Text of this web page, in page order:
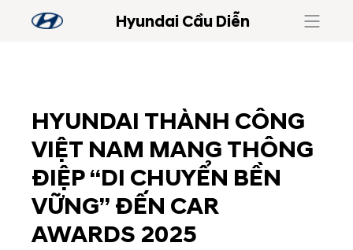
Hyundai Cầu Diễn
HYUNDAI THÀNH CÔNG
VIỆT NAM MANG THÔNG
ĐIỆP “DI CHUYỂN BỀN
VỮNG” ĐẾN CAR
AWARDS 2025